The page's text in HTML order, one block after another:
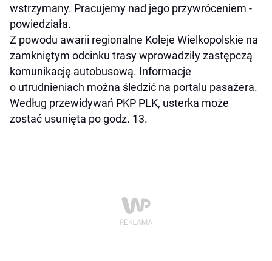
wstrzymany. Pracujemy nad jego przywróceniem -
powiedziała.
Z powodu awarii regionalne Koleje Wielkopolskie na
zamkniętym odcinku trasy wprowadziły zastępczą
komunikację autobusową. Informacje
o utrudnieniach można śledzić na portalu pasażera.
Według przewidywań PKP PLK, usterka może
zostać usunięta po godz. 13.